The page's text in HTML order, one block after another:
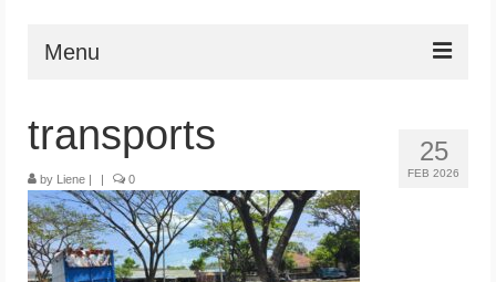
Menu
Portugāle
ASV
25
FEB 2026
transports
by Liene | | 0